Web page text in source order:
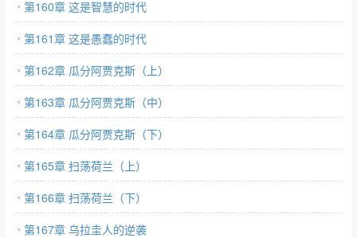
第160章 这是智慧的时代
第161章 这是愚蠢的时代
第162章 瓜分阿贾克斯（上）
第163章 瓜分阿贾克斯（中）
第164章 瓜分阿贾克斯（下）
第165章 扫荡荷兰（上）
第166章 扫荡荷兰（下）
第167章 乌拉圭人的逆袭